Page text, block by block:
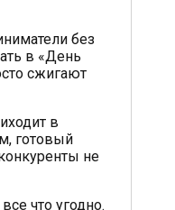
без
в «День
сжигают
в
готовый
не
что угодно.